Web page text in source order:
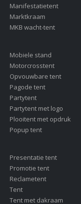
Manifestatietent
Marktkraam
MKB wacht-tent
Mobiele stand
Motorcrosstent
Opvouwbare tent
Pagode tent
Partytent
Partytent met logo
Plooitent met opdruk
Popup tent
Presentatie tent
Promotie tent
Reclametent
Tent
Tent met dakraam